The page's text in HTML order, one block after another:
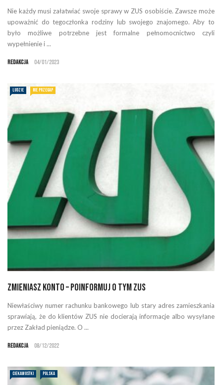
Nie każdy musi załatwiać swoje sprawy w ZUS osobiście. Zawsze może
upoważnić do tegoczłonka rodziny lub swojego znajomego. Aby to
było możliwe potrzebne jest formalne pełnomocnictwo czyli
wypełnienie i ...
Redakcja 04/01/2023
LUDZIE NIE PRZEGAP
Zmieniasz konto – poinformuj o tym ZUS
Niewłaściwy numer rachunku bankowego lub stary adres zamieszkania
sprawiają, że do klientów ZUS nie docierają informacje albo wysyłane
przez Zakład pieniądze. O ...
Redakcja 08/12/2022
CIEKAWOSTKI POLSKA